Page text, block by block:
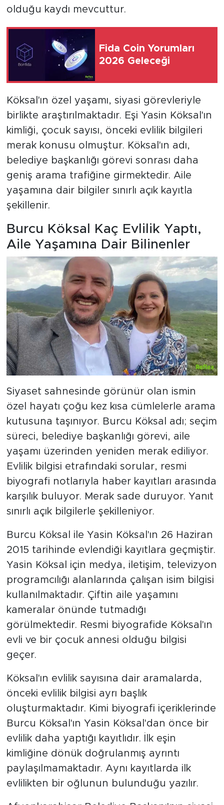
olduğu kaydı mevcuttur.
Fida Coin Yorumları
2026 Geleceği
Köksal'ın özel yaşamı, siyasi görevleriyle
birlikte araştırılmaktadır. Eşi Yasin Köksal'ın
kimliği, çocuk sayısı, önceki evlilik bilgileri
merak konusu olmuştur. Köksal'ın adı,
belediye başkanlığı görevi sonrası daha
geniş arama trafiğine girmektedir. Aile
yaşamına dair bilgiler sınırlı açık kayıtla
şekillenir.
Burcu Köksal Kaç Evlilik Yaptı,
Aile Yaşamına Dair Bilinenler
Siyaset sahnesinde görünür olan ismin
özel hayatı çoğu kez kısa cümlelerle arama
kutusuna taşınıyor. Burcu Köksal adı; seçim
süreci, belediye başkanlığı görevi, aile
yaşamı üzerinden yeniden merak ediliyor.
Evlilik bilgisi etrafındaki sorular, resmi
biyografi notlarıyla haber kayıtları arasında
karşılık buluyor. Merak sade duruyor. Yanıt
sınırlı açık bilgilerle şekilleniyor.
Burcu Köksal ile Yasin Köksal'ın 26 Haziran
2015 tarihinde evlendiği kayıtlara geçmiştir.
Yasin Köksal için medya, iletişim, televizyon
programcılığı alanlarında çalışan isim bilgisi
kullanılmaktadır. Çiftin aile yaşamını
kameralar önünde tutmadığı
görülmektedir. Resmi biyografide Köksal'ın
evli ve bir çocuk annesi olduğu bilgisi
geçer.
Köksal'ın evlilik sayısına dair aramalarda,
önceki evlilik bilgisi ayrı başlık
oluşturmaktadır. Kimi biyografi içeriklerinde
Burcu Köksal'ın Yasin Köksal'dan önce bir
evlilik daha yaptığı kayıtlıdır. İlk eşin
kimliğine dönük doğrulanmış ayrıntı
paylaşılmamaktadır. Aynı kayıtlarda ilk
evlilikten bir oğlunun bulunduğu yazılır.